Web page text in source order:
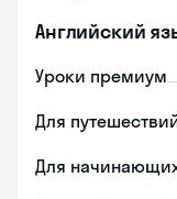
Английский
Уроки премиум
Для
Для